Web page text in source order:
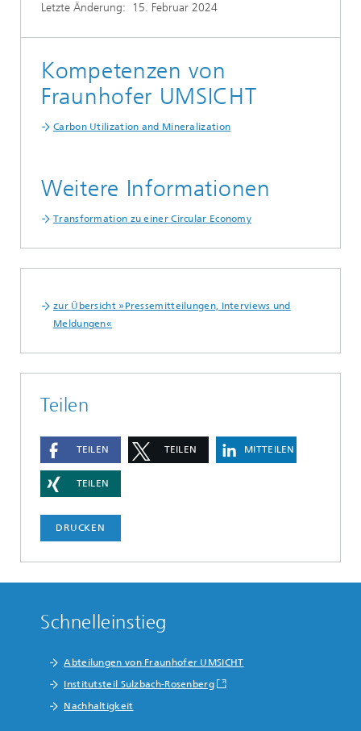
Letzte Änderung: 15. Februar 2024
Kompetenzen von
Fraunhofer UMSICHT
Carbon Utilization and Mineralization
Weitere Informationen
Transformation zu einer Circular Economy
zur Übersicht »Pressemitteilungen, Interviews und
Meldungen«
Teilen
TEILEN TEILEN MITTEILEN
TEILEN
DRUCKEN
Schnelleinstieg
Abteilungen von Fraunhofer UMSICHT
Institutsteil Sulzbach-Rosenberg
Nachhaltigkeit